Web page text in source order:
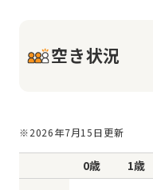
空き状況
※2026年7月15日更新
0歳 1歳